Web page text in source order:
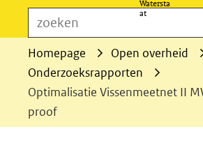
zoeken
Homepage
Open overheid
Onderzoeksrapporten
Optimalisatie Vissenmeetnet II
proof